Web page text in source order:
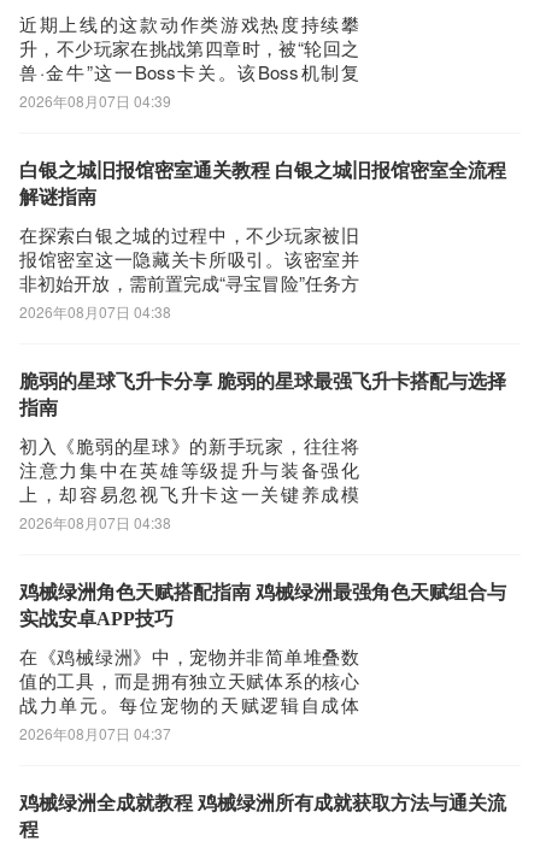
路径根据个人喜爱可改可不改，这边小编选择默认路径。单击确定，
可以看到文件就已经开始下载了，我们等待他下载安装完即可 第五
步：
回到手机桌面就可以看到已经安装好的最新浏览器1.0.1，点击浏览
近期上线的这款动作类游戏热度持续攀
升，不少玩家在挑战第四章时，被“轮回之
兽·金牛”这一Boss卡关。该Boss机制复
杂、节奏紧凑，尤其在网络波动情况下，
最新下载地址》》》》》#biubiu加速器
#《《《《《进入第四章后，
2026年08月07日 04:39
白银之城旧报馆密室通关教程 白银之城旧报馆密室全流程
解谜指南
在探索白银之城的过程中，不少玩家被旧
报馆密室这一隐藏关卡所吸引。该密室并
非初始开放，需前置完成“寻宝冒险”任务方
可解锁，属于游戏中深度解谜体验的重要
标有红色图标的复古建筑——即旧报馆所
在位置。进入后可见一间典型怀旧风格的
2026年08月07日 04:38
脆弱的星球飞升卡分享 脆弱的星球最强飞升卡搭配与选择
指南
初入《脆弱的星球》的新手玩家，往往将
注意力集中在英雄等级提升与装备强化
上，却容易忽视飞升卡这一关键养成模
块。实际上，飞升卡并非边缘化道具，而
提升，合理配置飞升卡能显著改善战局稳
定性，有效减少反复失败带来的挫败感。
2026年08月07日 04:38
鸡械绿洲角色天赋搭配指南 鸡械绿洲最强角色天赋组合与
实战安卓APP技巧
在《鸡械绿洲》中，宠物并非简单堆叠数
值的工具，而是拥有独立天赋体系的核心
战力单元。每位宠物的天赋逻辑自成体
系，若忽视其底层机制盲目搭配，将直接
角色天赋配置？关键在于理解各宠定位，
并围绕副本需求进行策略性取舍。战斗鸡
2026年08月07日 04:37
鸡械绿洲全成就教程 鸡械绿洲所有成就获取方法与通关流
程